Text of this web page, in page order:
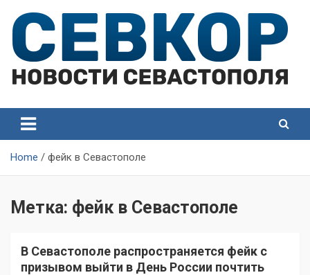
content
Севастополя
Севастополя
Home фейк в Севастополе
Метка: фейк в Севастополе
В Севастополе распространяется фейк с
призывом выйти в День России почтить